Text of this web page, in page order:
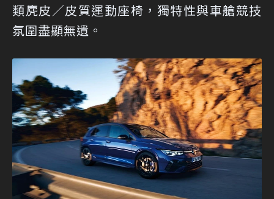
類麂皮／皮質運動座椅，獨特性與車艙競技
氛圍盡顯無遺。